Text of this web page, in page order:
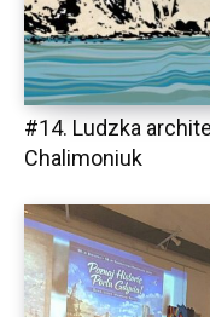
#14. Ludzka
Chalimoniuk